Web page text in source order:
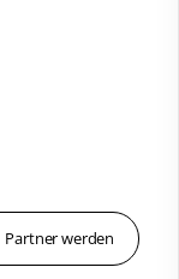
Partner werden